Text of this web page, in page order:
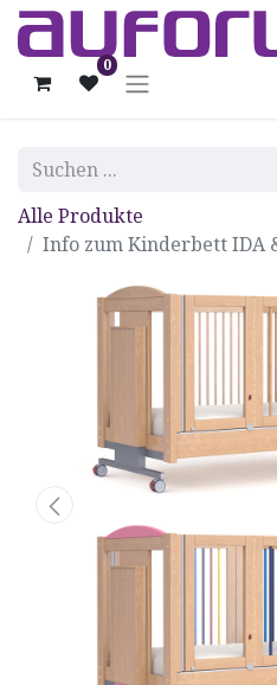
0
Alle Produkte
Info zum Kinderbett IDA